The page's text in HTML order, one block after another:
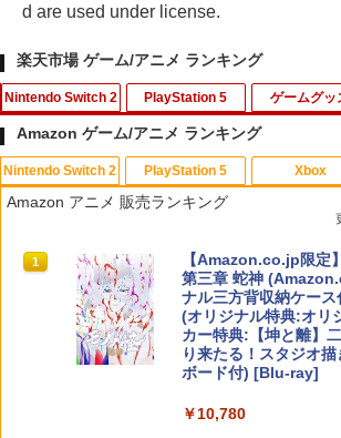
d are used under license.
楽天市場 ゲーム/アニメ ランキング
Nintendo Switch 2
1
ダービースタリオン2
P-AB73A
ファイアーエムブレム
￥8,970
PlayStation 5
1
【PS5 Slim 対応】
縦置き RGB コントロ
ド Blitzowl PS5用冷
￥1,300
【大容量】SILENT
708 互換 バッテリー【
ジャパン アストロボ
ゲームグッ
1
【中古】白雪姫
レイ＋純正ケース]
【中古】【未使用品
MovieNEX [DVDのみ]
Amazon ゲーム/アニメ ランキング
Nintendo Switch 2
1
スプラトゥーン レイ
コード版
￥5,832
スプラトゥーン レイ
PlayStation 5
1
PlayStation 5 デジタ
日本語専用 Console
ese only (CFI-
￥55,000
Beast of
Xbox
1
【純正品】Xbox ワイ
ラー + USB-C® ケー
￥8,300
ラー (ロボット ホワイ
Amazon アニメ 販売ランキング
1
【Amazon.co.jp限定
第三章 蛇神
ナル三方背収納ケー
(オリジナル特典:オリ
カー特典:【坤と離】
り来たる！スタジオ
ボード付) [Blu-ray]
￥10,780